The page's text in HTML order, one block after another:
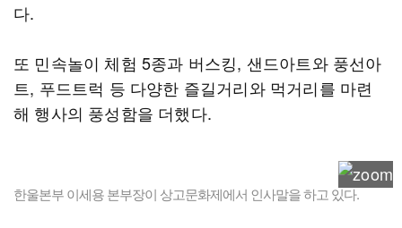
다.
또 민속놀이 체험 5종과 버스킹, 샌드아트와 풍선아
트, 푸드트럭 등 다양한 즐길거리와 먹거리를 마련
해 행사의 풍성함을 더했다.
한울본부 이세용 본부장이 상고문화제에서 인사말을 하고 있다.